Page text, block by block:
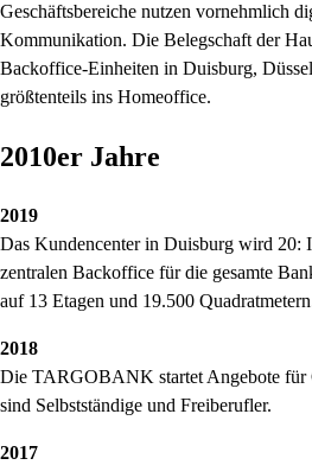
Geschäftsbereiche nutzen vornehmlich
Kommunikation. Die Belegschaft der
Backoffice-Einheiten in Duisburg,
größtenteils ins Homeoffice.
2010er Jahre
2019
Das Kundencenter in Duisburg wird 20:
zentralen Backoffice für die gesamte
auf 13 Etagen und 19.500
2018
Die TARGOBANK startet Angebote für
sind Selbstständige und Freiberufler.
2017